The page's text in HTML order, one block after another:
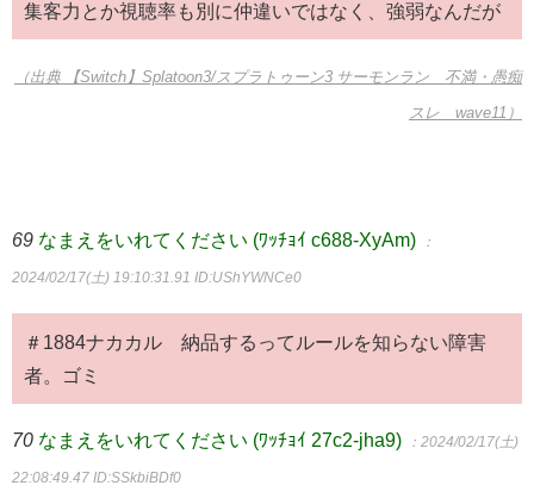
集客力とか視聴率も別に仲違いではなく、強弱なんだが
（出典 【Switch】Splatoon3/スプラトゥーン3 サーモンラン 不満・愚痴
スレ wave11）
69 なまえをいれてください (ﾜｯﾁｮｲ c688-XyAm) ：
2024/02/17(土) 19:10:31.91 ID:UShYWNCe0
＃1884ナカカル 納品するってルールを知らない障害
者。ゴミ
70 なまえをいれてください (ﾜｯﾁｮｲ 27c2-jha9) ：2024/02/17(土)
22:08:49.47 ID:SSkbiBDf0